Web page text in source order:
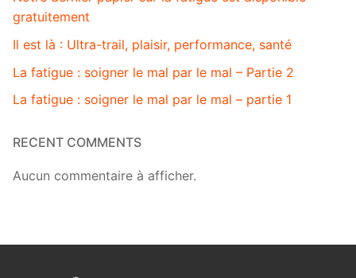
gratuitement
Il est là : Ultra-trail, plaisir, performance, santé
La fatigue : soigner le mal par le mal – Partie 2
La fatigue : soigner le mal par le mal – partie 1
RECENT COMMENTS
Aucun commentaire à afficher.